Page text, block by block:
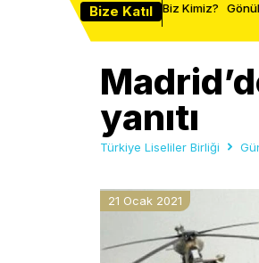
Bize Katıl Biz Kimiz?
yanıtı
Türkiye Liseliler Birliği
21 Ocak 2021